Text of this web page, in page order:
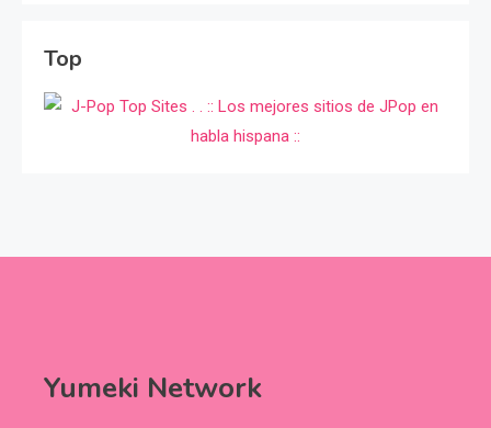
Top
Yumeki Network